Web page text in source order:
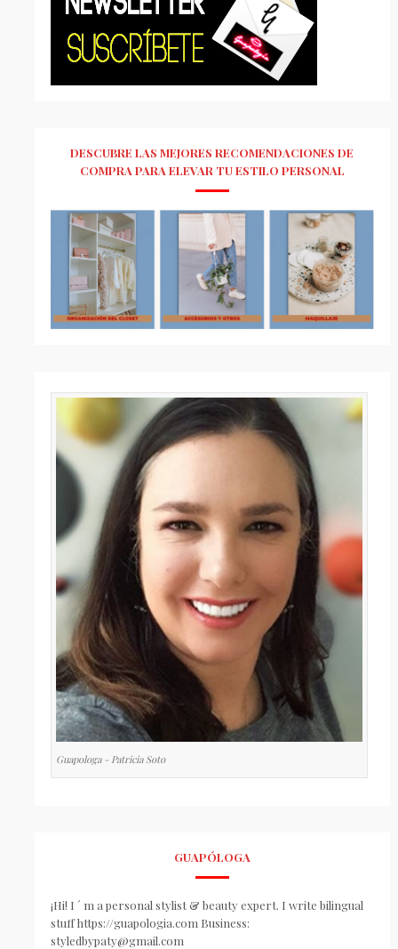
DESCUBRE LAS MEJORES RECOMENDACIONES DE
COMPRA PARA ELEVAR TU ESTILO PERSONAL
Guapologa - Patricia Soto
GUAPÓLOGA
¡Hi! I ´ m a personal stylist & beauty expert. I write bilingual
stuff https://guapologia.com Business:
styledbypaty@gmail.com